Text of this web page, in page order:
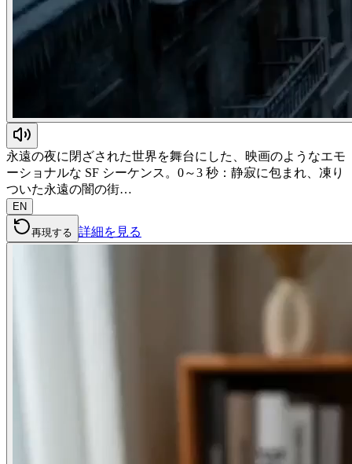
永遠の夜に閉ざされた世界を舞台にした、映画のようなエモ
ーショナルな SF シーケンス。0～3 秒：静寂に包まれ、凍り
ついた永遠の闇の街…
EN
再現する 詳細を見る